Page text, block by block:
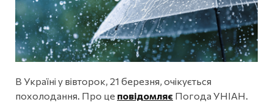
В Україні у вівторок, 21 березня, очікується
похолодання. Про це повідомляє Погода УНІАН.